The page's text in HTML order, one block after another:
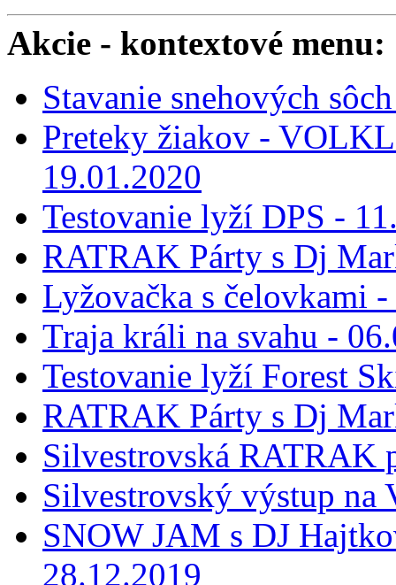
Akcie - kontextové menu:
Stavanie snehových
Preteky žiakov -
19.01.2020
Testovanie lyží DPS -
RATRAK Párty s Dj
Lyžovačka s čelovkami
Traja králi na svahu -
Testovanie lyží Forest
RATRAK Párty s Dj
Silvestrovská RATRAK
Silvestrovský výstup na
SNOW JAM s DJ
28.12.2019